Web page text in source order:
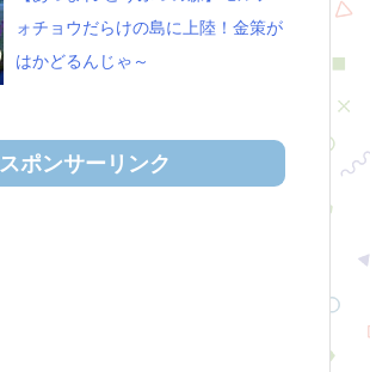
ォチョウだらけの島に上陸！金策が
はかどるんじゃ～
スポンサーリンク